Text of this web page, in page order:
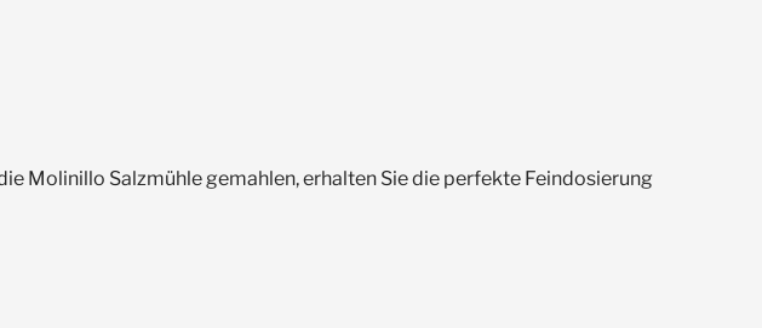
Molinillo Salzmühle gemahlen, erhalten Sie die perfekte Feindosierung